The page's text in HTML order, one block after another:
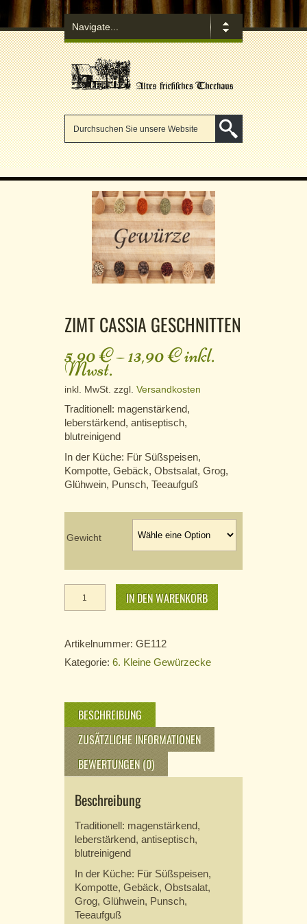
ZIMT CASSIA GESCHNITTEN
5,90€–13,90€inkl.
Mwst.
inkl. MwSt. zzgl. Versandkosten
Traditionell: magenstärkend,
leberstärkend, antiseptisch,
blutreinigend
In der Küche: Für Süßspeisen,
Kompotte, Gebäck, Obstsalat, Grog,
Glühwein, Punsch, Teeaufguß
Gewicht
Zimt cassia
geschnitten
IN DEN WARENKORB
Artikelnummer: GE112
Kategorie: 6. Kleine Gewürzecke
BESCHREIBUNG
ZUSÄTZLICHE INFORMATIONEN
BEWERTUNGEN (0)
Beschreibung
Traditionell: magenstärkend,
leberstärkend, antiseptisch,
blutreinigend
In der Küche: Für Süßspeisen,
Kompotte, Gebäck, Obstsalat,
Grog, Glühwein, Punsch,
Teeaufguß